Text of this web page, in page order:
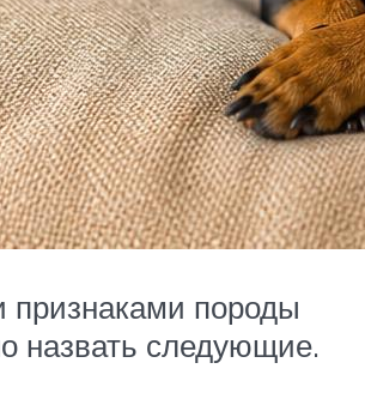
породы
назвать следующие.